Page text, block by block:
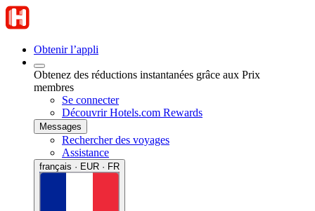
Obtenir l’appli
Obtenez des réductions instantanées grâce aux Prix
membres
Se connecter
Découvrir Hotels.com Rewards
Messages
Rechercher des voyages
Assistance
français · EUR · FR